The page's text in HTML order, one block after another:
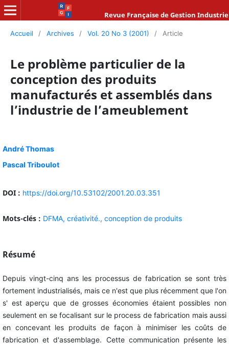
Revue Française de Gestion
Accueil / Archives / Vol. 20 No 3 (2001) / Article
Le problème particulier de la
conception des produits
manufacturés et assemblés dans
l’industrie de l’ameublement
André Thomas
Pascal Triboulot
DOI : https://doi.org/10.53102/2001.20.03.351
Mots-clés : DFMA, créativité., conception de produits
Résumé
Depuis vingt-cinq ans les processus de fabrication se sont très
fortement industrialisés, mais ce n'est que plus récemment que l'on
s' est aperçu que de grosses économies étaient possibles non
seulement en se focalisant sur le process de fabrication mais aussi
en concevant les produits de façon à minimiser les coûts de
fabrication et d'assemblage. Cette communication présente les